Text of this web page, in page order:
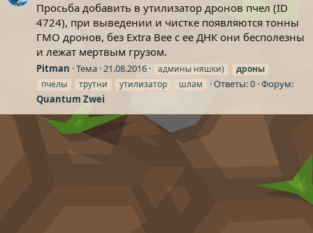
Просьба добавить в утилизатор дронов пчел (ID
4724), при выведении и чистке появляются тонны
ГМО дронов, без Extra Bee с ее ДНК они бесполезны
и лежат мертвым грузом.
Pitman Тема 21.08.2016 админы няшки)
дроны
пчелы
трутни утилизатор шлам Ответы: 0 Форум:
Quantum Zwei